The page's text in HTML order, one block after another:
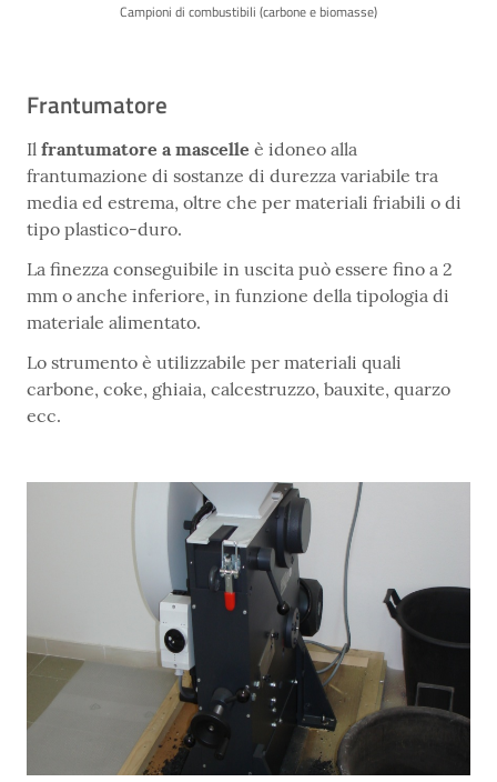
Campioni di combustibili (carbone e biomasse)
Frantumatore
Il frantumatore a mascelle è idoneo alla
frantumazione di sostanze di durezza variabile tra
media ed estrema, oltre che per materiali friabili o di
tipo plastico-duro.
La finezza conseguibile in uscita può essere fino a 2
mm o anche inferiore, in funzione della tipologia di
materiale alimentato.
Lo strumento è utilizzabile per materiali quali
carbone, coke, ghiaia, calcestruzzo, bauxite, quarzo
ecc.